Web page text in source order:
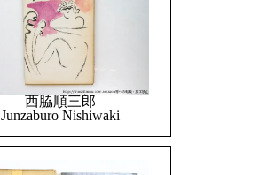
西脇順三郎
Junzaburo Nishiwaki